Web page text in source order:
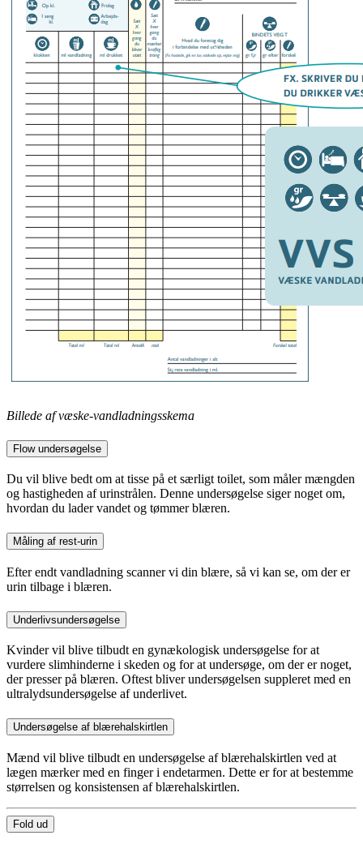
Billede af væske-vandladningsskema
Flow undersøgelse
Du vil blive bedt om at tisse på et særligt toilet, som måler mængden
og hastigheden af urinstrålen. Denne undersøgelse siger noget om,
hvordan du lader vandet og tømmer blæren.
Måling af rest-urin
Efter endt vandladning scanner vi din blære, så vi kan se, om der er
urin tilbage i blæren.
Underlivsundersøgelse
Kvinder vil blive tilbudt en gynækologisk undersøgelse for at
vurdere slimhinderne i skeden og for at undersøge, om der er noget,
der presser på blæren. Oftest bliver undersøgelsen suppleret med en
ultralydsundersøgelse af underlivet.
Undersøgelse af blærehalskirtlen
Mænd vil blive tilbudt en undersøgelse af blærehalskirtlen ved at
lægen mærker med en finger i endetarmen. Dette er for at bestemme
størrelsen og konsistensen af blærehalskirtlen.
Fold ud